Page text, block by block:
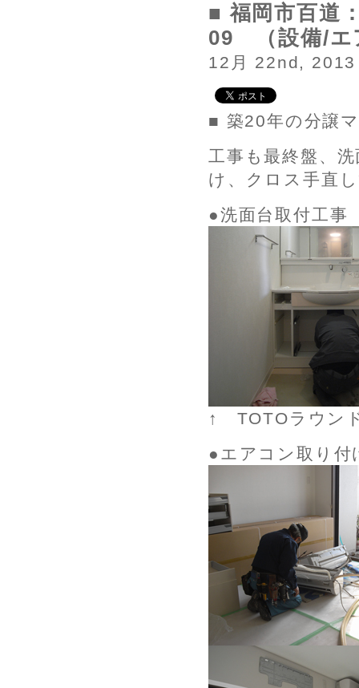
■ 福岡市百道
09 （設備/エ
12月 22nd, 2013
■ 築20年の分譲
工事も最終盤、
け、クロス手直
●洗面台取付工事
↑ TOTOラウン
●エアコン取り付